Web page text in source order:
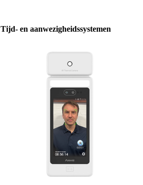
Tijd- en aanwezigheidssystemen